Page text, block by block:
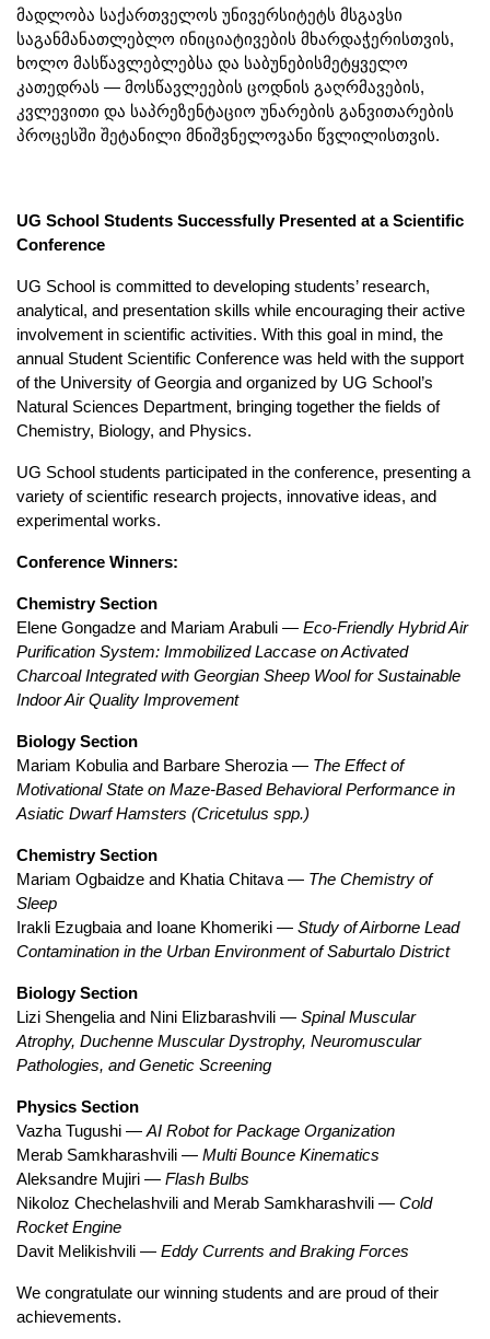
მადლობა საქართველოს უნივერსიტეტს მსგავსი
საგანმანათლებლო ინიციატივების მხარდაჭერისთვის,
ხოლო მასწავლებლებსა და საბუნებისმეტყველო
კათედრას — მოსწავლეების ცოდნის გაღრმავების,
კვლევითი და საპრეზენტაციო უნარების განვითარების
პროცესში შეტანილი მნიშვნელოვანი წვლილისთვის.
UG School Students Successfully Presented at a Scientific
Conference
UG School is committed to developing students’ research,
analytical, and presentation skills while encouraging their active
involvement in scientific activities. With this goal in mind, the
annual Student Scientific Conference was held with the support
of the University of Georgia and organized by UG School’s
Natural Sciences Department, bringing together the fields of
Chemistry, Biology, and Physics.
UG School students participated in the conference, presenting a
variety of scientific research projects, innovative ideas, and
experimental works.
Conference Winners:
Chemistry Section
Elene Gongadze and Mariam Arabuli — Eco-Friendly Hybrid Air
Purification System: Immobilized Laccase on Activated
Charcoal Integrated with Georgian Sheep Wool for Sustainable
Indoor Air Quality Improvement
Biology Section
Mariam Kobulia and Barbare Sherozia — The Effect of
Motivational State on Maze-Based Behavioral Performance in
Asiatic Dwarf Hamsters (Cricetulus spp.)
Chemistry Section
Mariam Ogbaidze and Khatia Chitava — The Chemistry of
Sleep
Irakli Ezugbaia and Ioane Khomeriki — Study of Airborne Lead
Contamination in the Urban Environment of Saburtalo District
Biology Section
Lizi Shengelia and Nini Elizbarashvili — Spinal Muscular
Atrophy, Duchenne Muscular Dystrophy, Neuromuscular
Pathologies, and Genetic Screening
Physics Section
Vazha Tugushi — AI Robot for Package Organization
Merab Samkharashvili — Multi Bounce Kinematics
Aleksandre Mujiri — Flash Bulbs
Nikoloz Chechelashvili and Merab Samkharashvili — Cold
Rocket Engine
Davit Melikishvili — Eddy Currents and Braking Forces
We congratulate our winning students and are proud of their
achievements.